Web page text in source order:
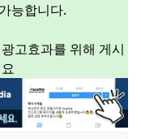
능합니다.
고효과를 위해 게시